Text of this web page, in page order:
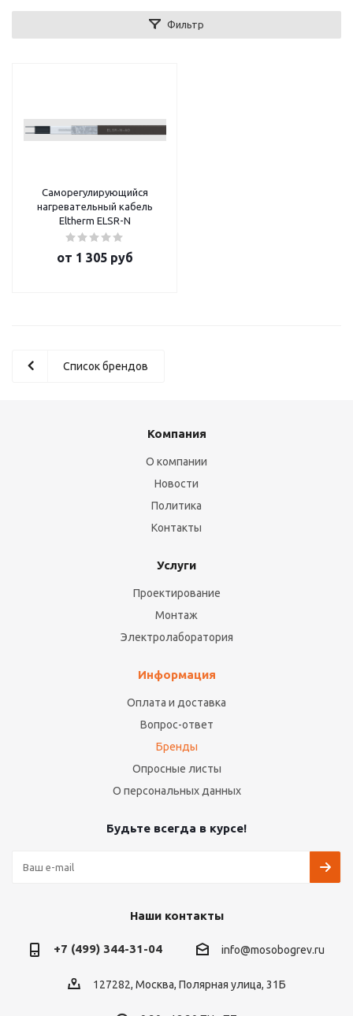
Фильтр
Саморегулирующийся
нагревательный кабель
Eltherm ELSR-N
от 1 305 руб
Список брендов
Компания
О компании
Новости
Политика
Контакты
Услуги
Проектирование
Монтаж
Электролаборатория
Информация
Оплата и доставка
Вопрос-ответ
Бренды
Опросные листы
О персональных данных
Будьте всегда в курсе!
Наши контакты
+7 (499) 344-31-04 info@mosobogrev.ru
127282, Москва, Полярная улица, 31Б